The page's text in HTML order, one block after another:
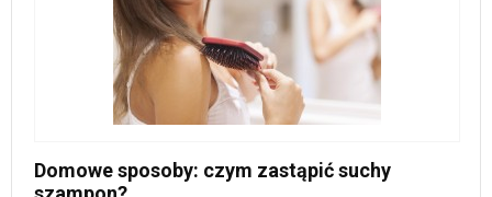
Domowe sposoby: czym zastąpić suchy